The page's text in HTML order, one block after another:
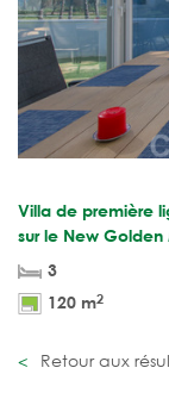
Villa de première
sur le New
3
120 m2
Retour aux